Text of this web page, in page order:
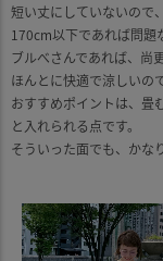
短い丈にしていないので
170cm以下であれば問題
ブルべさんであれば、尚
ほんとに快適で涼しいので
おすすめポイントは、畳
と入れられる点です。
そういった面でも、かな